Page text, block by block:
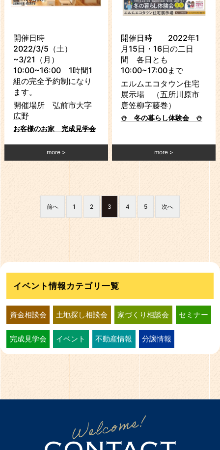
開催日時
2022/3/5（土）
~3/21（月）
10:00~16:00 1時間1
組の完全予約制になり
ます。
開催場所 弘前市大字
広野
お客様のお家 完成見学会
more
開催日時 2022年1
月15日・16日の二日
間 各日とも
10:00~17:00まで
エルムエコタウン住宅
展示場 （五所川原市
唐笠柳字藤巻）
⛄ 冬の暮らし体験会 ⛄
more
前へ 1 2 3 4 5 次へ
イベント情報カテゴリ一覧
資金相談会 土地探し相談会 家づくり相談会 セミナー
完成見学会 イベント 不動産情報 分譲情報